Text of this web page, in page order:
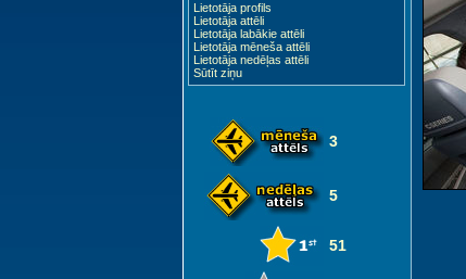
Lietotāja profils
Lietotāja attēli
Lietotāja labākie attēli
Lietotāja mēneša attēli
Lietotāja nedēļas attēli
Sūtīt ziņu
3
5
51